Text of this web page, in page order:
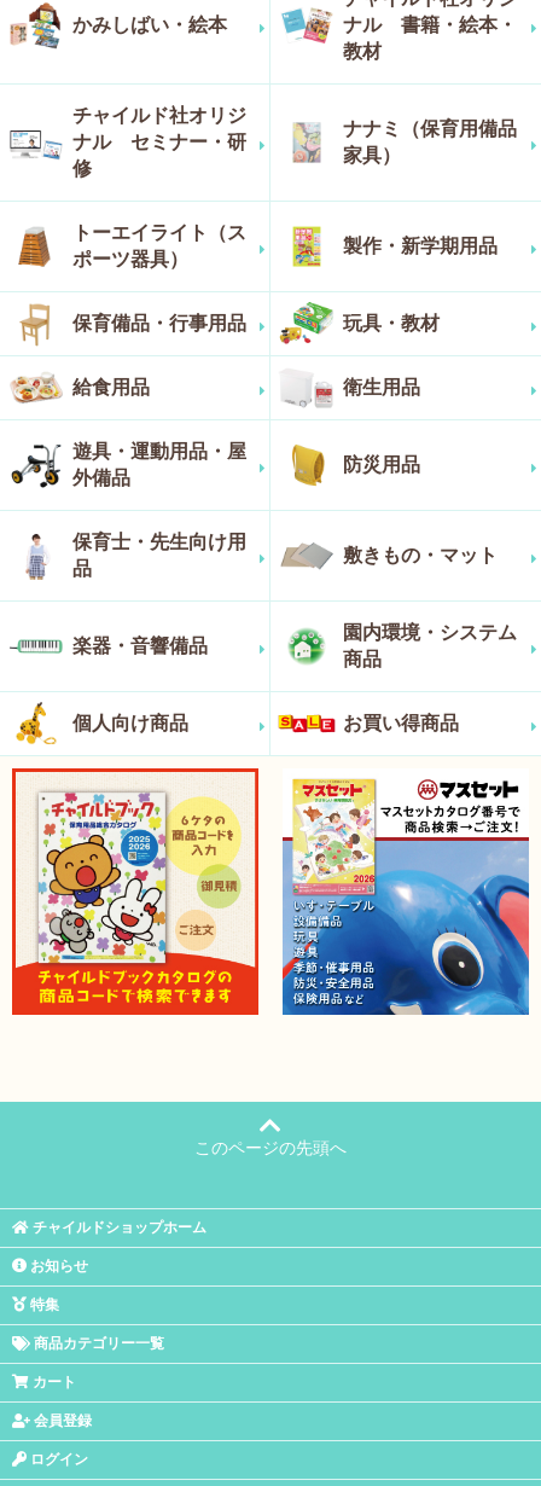
かみしばい・絵本
ナル 書籍・絵本・
教材
チャイルド社オリジ
ナル セミナー・研
修
ナナミ（保育用備品
家具）
トーエイライト（ス
ポーツ器具）
製作・新学期用品
保育備品・行事用品 玩具・教材
給食用品 衛生用品
遊具・運動用品・屋
外備品
防災用品
保育士・先生向け用
品
敷きもの・マット
楽器・音響備品
園内環境・システム
商品
個人向け商品 お買い得商品
このページの先頭へ
チャイルドショップホーム
お知らせ
特集
商品カテゴリー一覧
カート
会員登録
ログイン